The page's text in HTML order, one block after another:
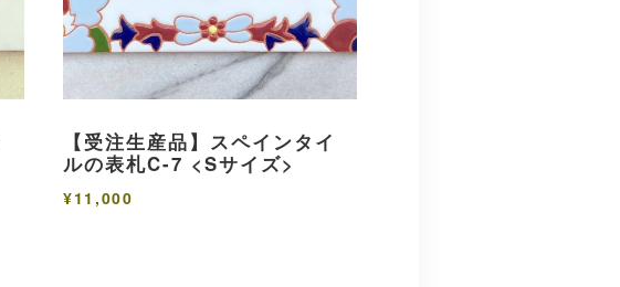
【受注生産品】スペインタイ
ルの表札C-7 <Sサイズ>
¥11,000